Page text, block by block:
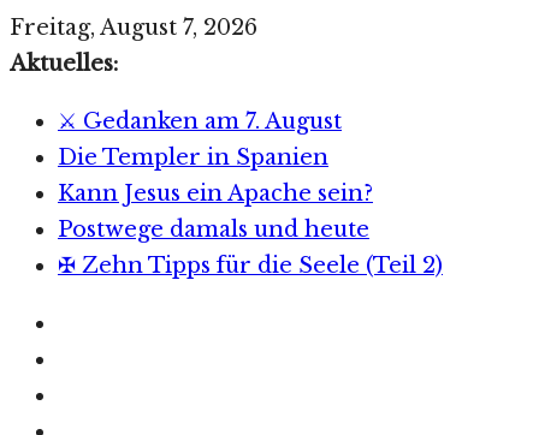
Zum
Inhalt
Freitag, August 7, 2026
Aktuelles:
⚔️ Gedanken am 7. August
Die Templer in Spanien
Kann Jesus ein Apache sein?
Postwege damals und heute
✠ Zehn Tipps für die Seele (Teil 2)